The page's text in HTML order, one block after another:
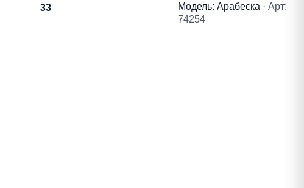
33
Модель: Арабеска · Арт:
74254